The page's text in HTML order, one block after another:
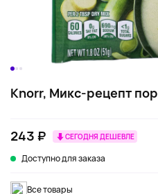
Knorr, Микс-рецепт
243 ₽ СЕГОДНЯ ДЕШЕВЛЕ
Доступно для заказа
Все товары